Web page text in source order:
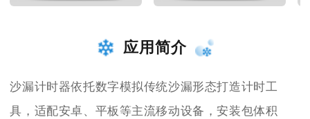
应用简介
沙漏计时器依托数字模拟传统沙漏形态打造计时工
具，适配安卓、平板等主流移动设备，安装包体积